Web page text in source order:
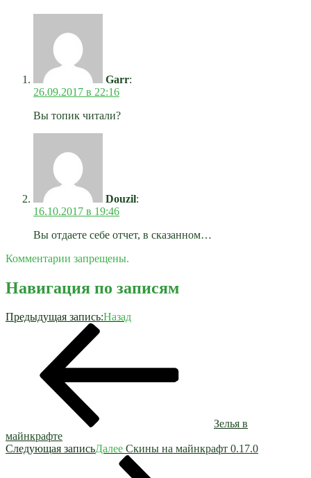
Garr:
26.09.2017 в 22:16
Вы топик читали?
Douzil:
16.10.2017 в 19:46
Вы отдаете себе отчет, в сказанном…
Комментарии запрещены.
Навигация по записям
Предыдущая запись:Назад
Зелья в
майнкрафте
Следующая записьДалее Скины на майнкрафт 0.17.0